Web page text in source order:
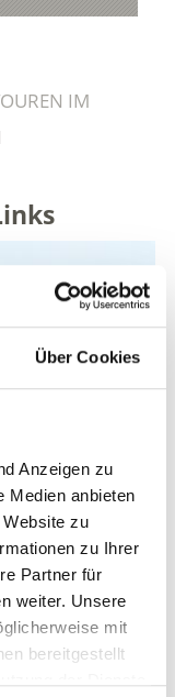
Über Cookies
Anzeigen zu
Medien anbieten
zu
zu Ihrer
Partner für
weiter. Unsere
mit
bereitgestellt
IM